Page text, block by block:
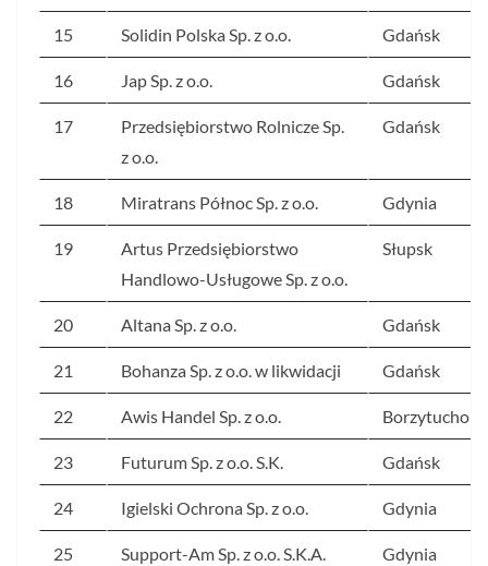
15 Solidin Polska Sp. z o.o. Gdańsk
16 Jap Sp. z o.o. Gdańsk
17
Przedsiębiorstwo Rolnicze Sp.
z o.o.
Gdańsk
18 Miratrans Północ Sp. z o.o. Gdynia
19
Artus Przedsiębiorstwo
Handlowo-Usługowe Sp. z o.o.
Słupsk
20 Altana Sp. z o.o. Gdańsk
21 Bohanza Sp. z o.o. w likwidacji Gdańsk
22 Awis Handel Sp. z o.o. Borzytuchom
23 Futurum Sp. z o.o. S.K. Gdańsk
24 Igielski Ochrona Sp. z o.o. Gdynia
25 Support-Am Sp. z o.o. S.K.A. Gdynia